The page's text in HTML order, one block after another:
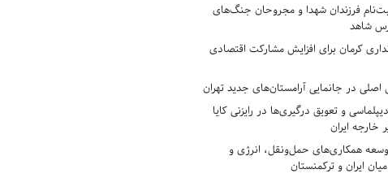
فرزندان شهدا و مجروحان جنگ‌های
شاهد
کرمان برای افزایش مشارکت اقتصادی
در جانمایی آرامستان‌های جدید تهران
و تعویق درگیری‌ها در رایزنی کایا
خارجه ایران
همکاری‌های حمل‌ونقل، انرژی و
ایران و ترکمنستان